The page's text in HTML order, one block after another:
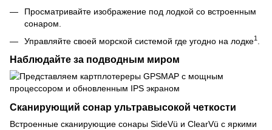
Просматривайте изображение под лодкой со встроенным
сонаром.
Управляйте своей морской системой где угодно на лодке1
Наблюдайте за подводным миром
Сканирующий сонар ультравысокой четкости
Встроенные сканирующие сонары SideVü и ClearVü с яркими